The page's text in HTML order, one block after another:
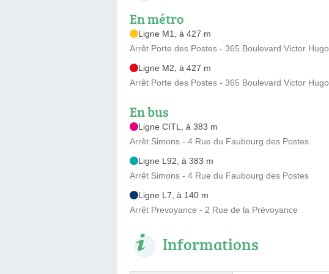
En métro
Ligne M1, à 427 m
Arrêt Porte des Postes - 365 Boulevard Victor Hugo
Ligne M2, à 427 m
Arrêt Porte des Postes - 365 Boulevard Victor Hugo
En bus
Ligne CITL, à 383 m
Arrêt Simons - 4 Rue du Faubourg des Postes
Ligne L92, à 383 m
Arrêt Simons - 4 Rue du Faubourg des Postes
Ligne L7, à 140 m
Arrêt Prevoyance - 2 Rue de la Prévoyance
Informations